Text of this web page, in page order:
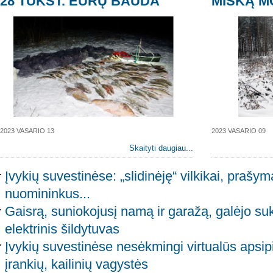
2023 VASARIO 13
Skaityti daugiau...
2023 VASARIO 09
Įvykių suvestinėse: „slidinėję“ vilkikai,
nuomininkus...
Gaisrą, suniokojusį namą ir garažą, galėjo
elektrinis šildytuvas
Įvykių suvestinėse nesėkmingi virtualūs
įrankių, kailinių vagystės